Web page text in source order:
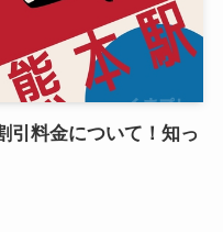
引料金について！知っ